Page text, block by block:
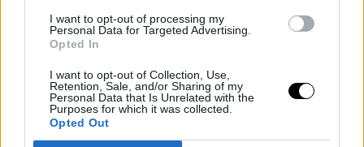
I want to opt-out of processing my
Personal Data for Targeted Advertising.
Opted In
I want to opt-out of Collection, Use,
Retention, Sale, and/or Sharing of my
Personal Data that Is Unrelated with the
Purposes for which it was collected.
Opted Out